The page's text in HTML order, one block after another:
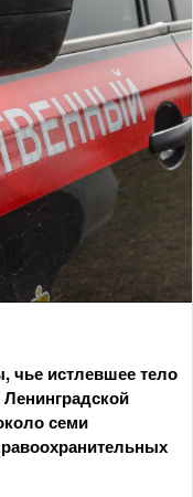
чье истлевшее тело
семи